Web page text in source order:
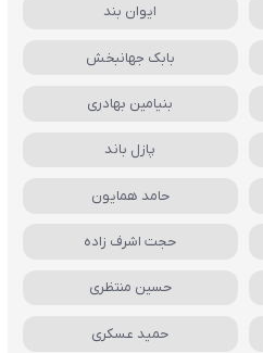
ایوان بند
بابک جهانبخش
بنیامین بهادری
پازل باند
حامد همایون
حجت اشرف زاده
حسین منتظری
حمید عسکری